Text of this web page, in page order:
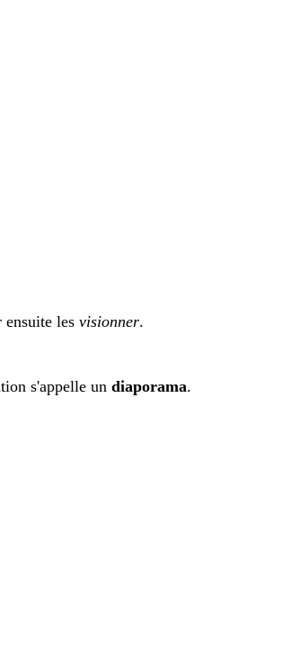
ensuite les visionner.
s'appelle un diaporama.